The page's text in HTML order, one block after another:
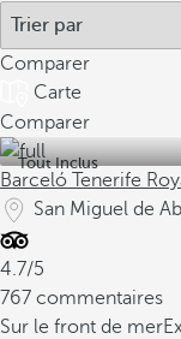
Comparer
Carte
Comparer
Tout Inclus
Barceló Tenerife
San Miguel de
4.7/5
767 commentaires
Sur le front de mer